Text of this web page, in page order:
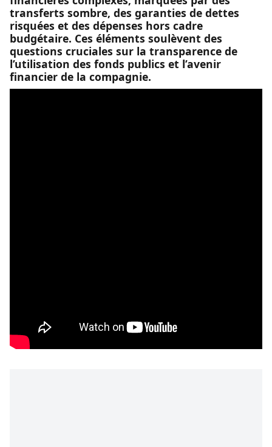
transferts sombre, des garanties de dettes
risquées et des dépenses hors cadre
budgétaire. Ces éléments soulèvent des
questions cruciales sur la transparence de
l’utilisation des fonds publics et l’avenir
financier de la compagnie.